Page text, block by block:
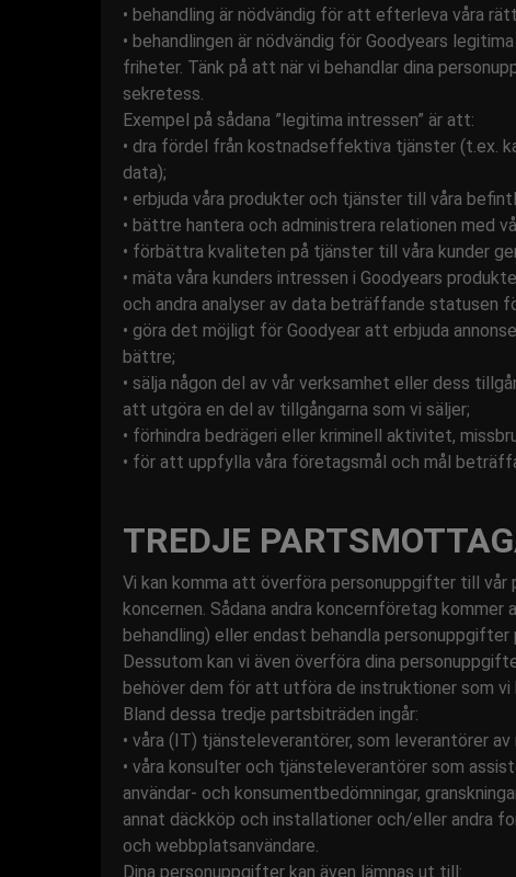
• behandling är nödvändig för att efterleva våra
• behandlingen är nödvändig för Goodyears
friheter. Tänk på att när vi behandlar dina
sekretess.
Exempel på sådana ”legitima intressen” är att:
• dra fördel från kostnadseffektiva tjänster (t.ex.
data);
• erbjuda våra produkter och tjänster till våra
• bättre hantera och administrera relationen med
• förbättra kvaliteten på tjänster till våra kunder
• mäta våra kunders intressen i Goodyears
och andra analyser av data beträffande statusen
• göra det möjligt för Goodyear att erbjuda
bättre;
• sälja någon del av vår verksamhet eller dess
att utgöra en del av tillgångarna som vi säljer;
• förhindra bedrägeri eller kriminell aktivitet,
• för att uppfylla våra företagsmål och mål
TREDJE
Vi kan komma att överföra personuppgifter till
koncernen. Sådana andra koncernföretag
behandling) eller endast behandla
Dessutom kan vi även överföra dina
behöver dem för att utföra de instruktioner som vi
Bland dessa tredje partsbiträden ingår:
• våra (IT) tjänsteleverantörer, som leverantörer
• våra konsulter och tjänsteleverantörer som
användar- och konsumentbedömningar,
annat däckköp och installationer och/eller andra
och webbplatsanvändare.
Dina personuppgifter kan även lämnas ut till: